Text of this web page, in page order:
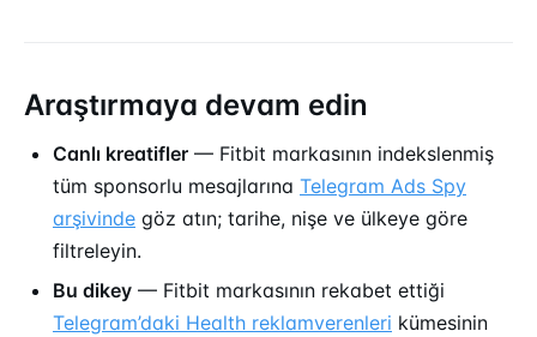
Araştırmaya devam edin
Canlı kreatifler — Fitbit markasının indekslenmiş
tüm sponsorlu mesajlarına Telegram Ads Spy
arşivinde göz atın; tarihe, nişe ve ülkeye göre
filtreleyin.
Bu dikey — Fitbit markasının rekabet ettiği
Telegram’daki Health reklamverenleri kümesinin